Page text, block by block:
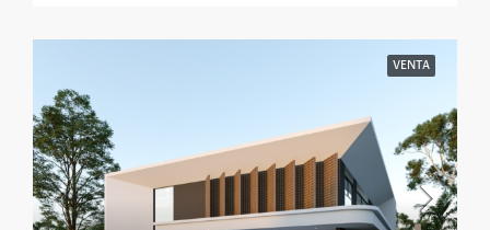
VENTA